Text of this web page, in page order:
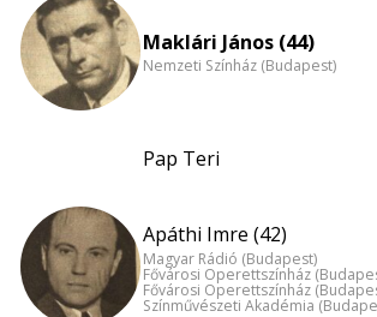
Maklári János (44)
Nemzeti Színház (Budapest)
Pap Teri
Apáthi Imre (42)
Magyar Rádió (Budapest)
Fővárosi Operettszínház
Fővárosi Operettszínház
Színművészeti Akadémia